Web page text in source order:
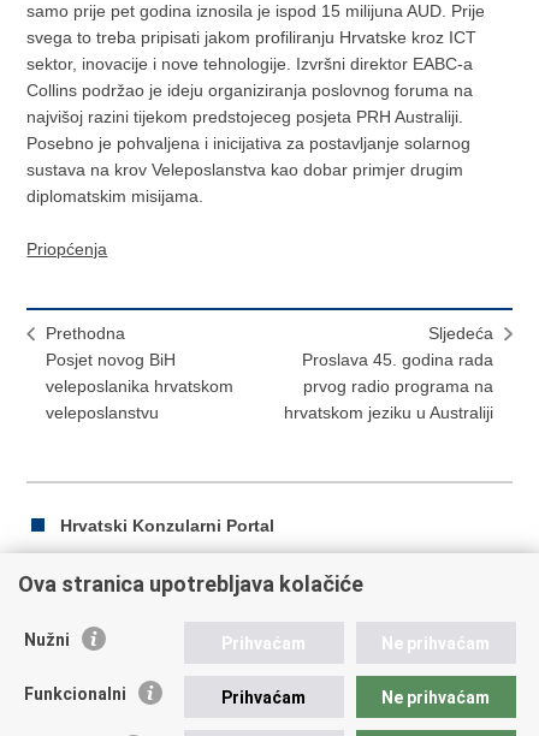
samo prije pet godina iznosila je ispod 15 milijuna AUD. Prije
svega to treba pripisati jakom profiliranju Hrvatske kroz ICT
sektor, inovacije i nove tehnologije. Izvršni direktor EABC-a
Collins podržao je ideju organiziranja poslovnog foruma na
najvišoj razini tijekom predstojeceg posjeta PRH Australiji.
Posebno je pohvaljena i inicijativa za postavljanje solarnog
sustava na krov Veleposlanstva kao dobar primjer drugim
diplomatskim misijama.
Priopćenja
Prethodna
Posjet novog BiH
veleposlanika hrvatskom
veleposlanstvu
Sljedeća
Proslava 45. godina rada
prvog radio programa na
hrvatskom jeziku u Australiji
Hrvatski Konzularni Portal
Ispiši
Podijeli
Facebooku
Twitteru
Republika Hrvatska
Ova stranica upotrebljava kolačiće
Nužni Prihvaćam Ne prihvaćam
Funkcionalni Prihvaćam Ne prihvaćam